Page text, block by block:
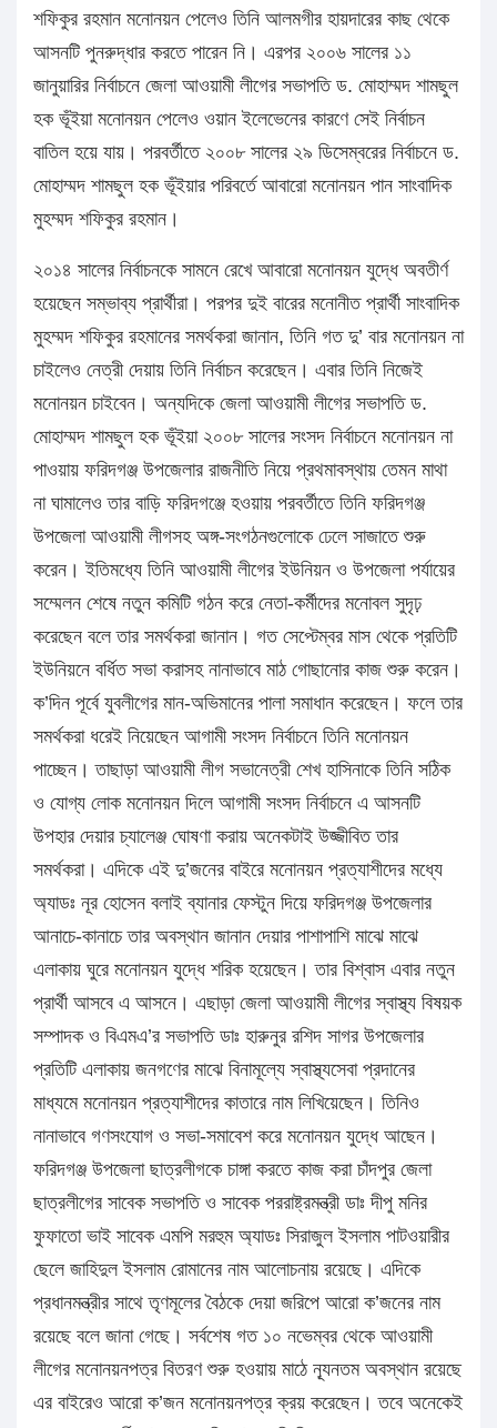
শফিকুর রহমান মনোনয়ন পেলেও তিনি আলমগীর হায়দারের কাছ থেকে
আসনটি পুনরুদ্ধার করতে পারেন নি। এরপর ২০০৬ সালের ১১
জানুয়ারির নির্বাচনে জেলা আওয়ামী লীগের সভাপতি ড. মোহাম্মদ শামছুল
হক ভূঁইয়া মনোনয়ন পেলেও ওয়ান ইলেভেনের কারণে সেই নির্বাচন
বাতিল হয়ে যায়। পরবর্তীতে ২০০৮ সালের ২৯ ডিসেম্বরের নির্বাচনে ড.
মোহাম্মদ শামছুল হক ভূঁইয়ার পরিবর্তে আবারো মনোনয়ন পান সাংবাদিক
মুহম্মদ শফিকুর রহমান।
২০১৪ সালের নির্বাচনকে সামনে রেখে আবারো মনোনয়ন যুদ্ধে অবতীর্ণ
হয়েছেন সম্ভাব্য প্রার্থীরা। পরপর দুই বারের মনোনীত প্রার্থী সাংবাদিক
মুহম্মদ শফিকুর রহমানের সমর্থকরা জানান, তিনি গত দু’ বার মনোনয়ন না
চাইলেও নেত্রী দেয়ায় তিনি নির্বাচন করেছেন। এবার তিনি নিজেই
মনোনয়ন চাইবেন। অন্যদিকে জেলা আওয়ামী লীগের সভাপতি ড.
মোহাম্মদ শামছুল হক ভূঁইয়া ২০০৮ সালের সংসদ নির্বাচনে মনোনয়ন না
পাওয়ায় ফরিদগঞ্জ উপজেলার রাজনীতি নিয়ে প্রথমাবস্থায় তেমন মাথা
না ঘামালেও তার বাড়ি ফরিদগঞ্জে হওয়ায় পরবর্তীতে তিনি ফরিদগঞ্জ
উপজেলা আওয়ামী লীগসহ অঙ্গ-সংগঠনগুলোকে ঢেলে সাজাতে শুরু
করেন। ইতিমধ্যে তিনি আওয়ামী লীগের ইউনিয়ন ও উপজেলা পর্যায়ের
সম্মেলন শেষে নতুন কমিটি গঠন করে নেতা-কর্মীদের মনোবল সুদৃঢ়
করেছেন বলে তার সমর্থকরা জানান। গত সেপ্টেম্বর মাস থেকে প্রতিটি
ইউনিয়নে বর্ধিত সভা করাসহ নানাভাবে মাঠ গোছানোর কাজ শুরু করেন।
ক’দিন পূর্বে যুবলীগের মান-অভিমানের পালা সমাধান করেছেন। ফলে তার
সমর্থকরা ধরেই নিয়েছেন আগামী সংসদ নির্বাচনে তিনি মনোনয়ন
পাচ্ছেন। তাছাড়া আওয়ামী লীগ সভানেত্রী শেখ হাসিনাকে তিনি সঠিক
ও যোগ্য লোক মনোনয়ন দিলে আগামী সংসদ নির্বাচনে এ আসনটি
উপহার দেয়ার চ্যালেঞ্জ ঘোষণা করায় অনেকটাই উজ্জীবিত তার
সমর্থকরা। এদিকে এই দু’জনের বাইরে মনোনয়ন প্রত্যাশীদের মধ্যে
অ্যাডঃ নূর হোসেন বলাই ব্যানার ফেস্টুন দিয়ে ফরিদগঞ্জ উপজেলার
আনাচে-কানাচে তার অবস্থান জানান দেয়ার পাশাপাশি মাঝে মাঝে
এলাকায় ঘুরে মনোনয়ন যুদ্ধে শরিক হয়েছেন। তার বিশ্বাস এবার নতুন
প্রার্থী আসবে এ আসনে। এছাড়া জেলা আওয়ামী লীগের স্বাস্থ্য বিষয়ক
সম্পাদক ও বিএমএ’র সভাপতি ডাঃ হারুনুর রশিদ সাগর উপজেলার
প্রতিটি এলাকায় জনগণের মাঝে বিনামূল্যে স্বাস্থ্যসেবা প্রদানের
মাধ্যমে মনোনয়ন প্রত্যাশীদের কাতারে নাম লিখিয়েছেন। তিনিও
নানাভাবে গণসংযোগ ও সভা-সমাবেশ করে মনোনয়ন যুদ্ধে আছেন।
ফরিদগঞ্জ উপজেলা ছাত্রলীগকে চাঙ্গা করতে কাজ করা চাঁদপুর জেলা
ছাত্রলীগের সাবেক সভাপতি ও সাবেক পররাষ্ট্রমন্ত্রী ডাঃ দীপু মনির
ফুফাতো ভাই সাবেক এমপি মরহুম অ্যাডঃ সিরাজুল ইসলাম পাটওয়ারীর
ছেলে জাহিদুল ইসলাম রোমানের নাম আলোচনায় রয়েছে। এদিকে
প্রধানমন্ত্রীর সাথে তৃণমূলের বৈঠকে দেয়া জরিপে আরো ক’জনের নাম
রয়েছে বলে জানা গেছে। সর্বশেষ গত ১০ নভেম্বর থেকে আওয়ামী
লীগের মনোনয়নপত্র বিতরণ শুরু হওয়ায় মাঠে নূ্যনতম অবস্থান রয়েছে
এর বাইরেও আরো ক’জন মনোনয়নপত্র ক্রয় করেছেন। তবে অনেকেই